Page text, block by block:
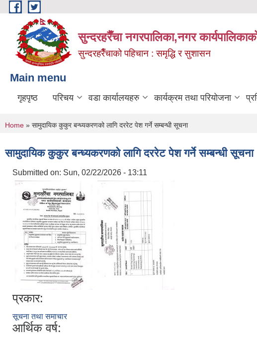
Skip to main content
सुन्दरहरैँचा नगरपालिका,नगर
सुन्दरहरैँचाको पहिचान : समृद्धि र सुशासन
Main menu
गृहपृष्ठ परिचय वडा कार्यालयहरु कार्यक्रम तथा परियोजना
You are here
Home » सामुदायिक कुकुर बन्ध्यकरणको लागि दररेट पेश गर्ने सम्बन्धी सूचना
सामुदायिक कुकुर बन्ध्यकरणको लागि दररेट पेश गर्ने सम्बन्धी सूचना
Submitted on: Sun, 02/22/2026 - 13:11
प्रकार:
सूचना तथा समाचार
आर्थिक वर्ष: